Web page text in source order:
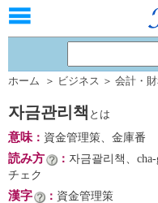
ホーム ＞ ビジネス ＞ 会計・
자금관리책 とは
意味： 資金管理策、金庫番
読み方 ： 자금괄리책、
チェク
漢字 ： 資金管理策